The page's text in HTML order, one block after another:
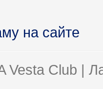
на сайте
Vesta Club |